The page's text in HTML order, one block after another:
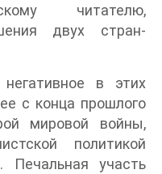
читателю,
двух стран-
в этих
с конца прошлого
мировой войны,
политикой
Печальная участь